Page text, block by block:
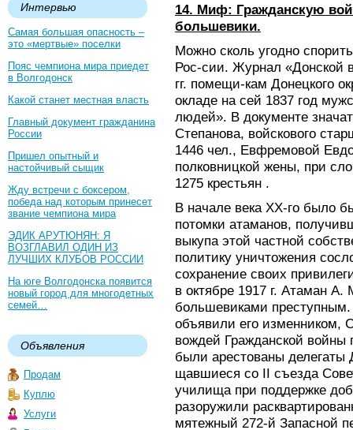
Интервью
Самая большая опасность –
это «мертвые» поселки
Пояс чемпиона мира приедет
в Волгодонск
Какой станет местная власть
Главный документ гражданина
России
Пришел опытный и
настойчивый сыщик
Жду встречи с боксером,
победа над которым принесет
звание чемпиона мира
ЭДИК АРУТЮНЯН: Я
ВОЗГЛАВИЛ ОДИН ИЗ
ЛУЧШИХ КЛУБОВ РОССИИ
На юге Волгодонска появится
новый город для многодетных
семей…
Объявления
Продам
Куплю
Услуги
14. Миф: Гражданскую
большевики.
Можно сколь угодно
Рос-сии. Журнал «Донской
гг. помещи-кам Донецкого
окладе на сей 1837 год
людей». В документе
Степанова, войскового
1446 чел., Евфремовой
полковницкой жены, при
1275 крестьян .
В начале века XX-го было
потомки атаманов,
выкупа этой частной
политику уничтожения
сохранение своих
в октябре 1917 г. Атаман
большевиками
объявили его изменником,
вождей Гражданской войны
были арестованы делегаты
щавшиеся со II съезда
училища при поддержке
разоружили
мятежный 272-й Запасной